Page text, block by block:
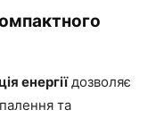
енергіїдозволяє
та